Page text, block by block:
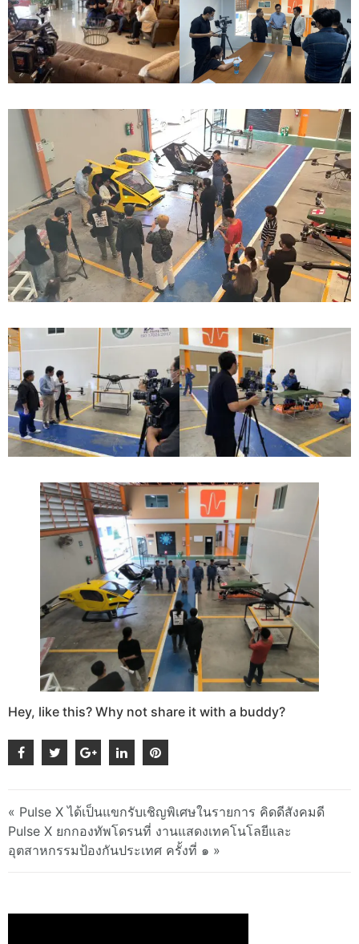
Hey, like this? Why not share it with a buddy?
« Pulse X ได้เป็นแขกรับเชิญพิเศษในรายการ คิดดีสังคมดี
Pulse X ยกกองทัพโดรนที่ งานแสดงเทคโนโลยีและ
อุตสาหกรรมป้องกันประเทศ ครั้งที่ ๑ »